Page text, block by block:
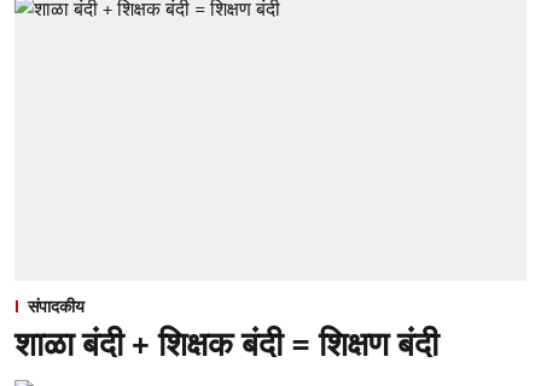
संपादकीय
शाळा बंदी + शिक्षक बंदी = शिक्षण बंदी